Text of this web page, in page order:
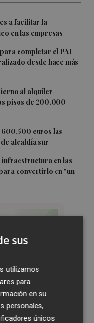
a facilitar la
en las empresas
completar el PAI
desde hace más
al alquiler
pisos de 200.000
600.500 euros las
alcaldía sur
infraestructura en las
convertirlo en "un
sus
utilizamos
para
en su
personales,
únicos